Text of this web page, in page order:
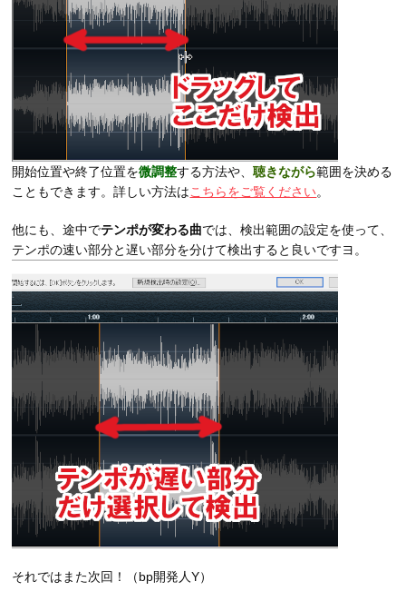
開始位置や終了位置を微調整する方法や、聴きながら範囲を決める
こともできます。詳しい方法はこちらをご覧ください。
他にも、途中でテンポが変わる曲では、検出範囲の設定を使って、
テンポの速い部分と遅い部分を分けて検出すると良いですヨ。
それではまた次回！（bp開発人Y）